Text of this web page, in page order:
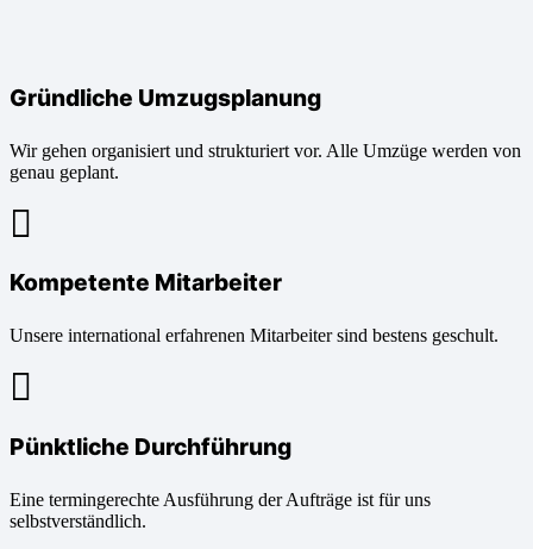
Gründliche Umzugsplanung
Wir gehen organisiert und strukturiert vor. Alle Umzüge werden von
genau geplant.
Kompetente Mitarbeiter
Unsere international erfahrenen Mitarbeiter sind bestens geschult.
Pünktliche Durchführung
Eine termingerechte Ausführung der Aufträge ist für uns
selbstverständlich.